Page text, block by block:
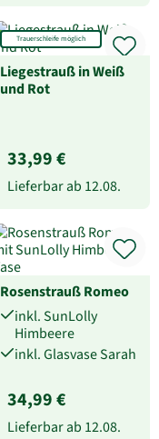
Trauerschleife möglich
Liegestrauß in Weiß
und Rot
33,99 €
Lieferbar ab 12.08.
Rosenstrauß Romeo
inkl. SunLolly
Himbeere
inkl. Glasvase Sarah
34,99 €
Lieferbar ab 12.08.